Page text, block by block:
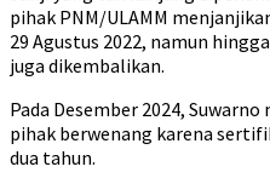
pihak PNM/ULAMM
29 Agustus 2022, namun
juga dikembalikan.
Pada Desember 2024,
pihak berwenang karena
dua tahun.